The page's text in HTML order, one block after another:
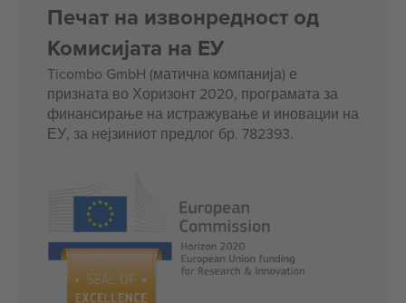
Печат на извонредност од
Комисијата на ЕУ
Ticombo GmbH (матична компанија) е
призната во Хоризонт 2020, програмата за
финансирање на истражување и иновации на
ЕУ, за нејзиниот предлог бр. 782393.